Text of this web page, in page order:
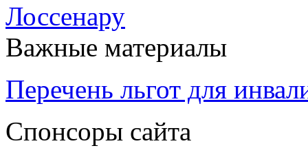
Лоссенару
Важные материалы
Перечень льгот для
Спонсоры сайта